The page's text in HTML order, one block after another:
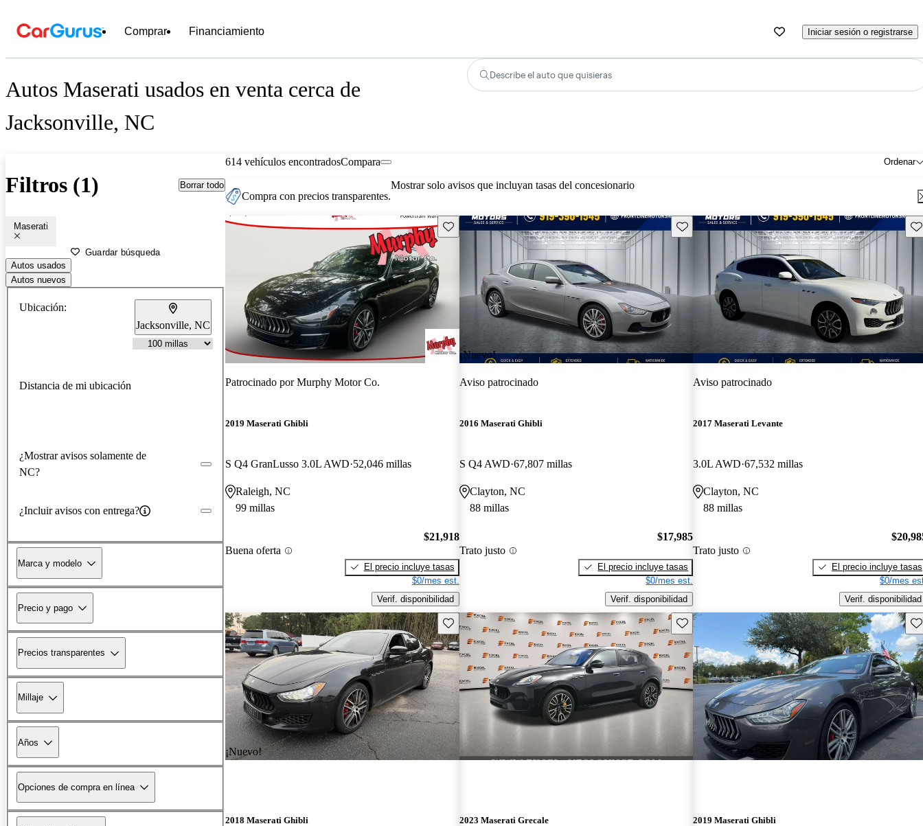
Comprar Financiamiento Iniciar sesión o registrarse
Autos Maserati usados en venta cerca de
Jacksonville, NC
Describe el auto que quisieras
Filtros (1) Borrar todo
Maserati
Guardar búsqueda
Autos usados
Autos nuevos
Ubicación:
Jacksonville, NC
Distancia de mi ubicación
¿Mostrar avisos solamente de
NC?
¿Incluir avisos con entrega?
Marca y modelo
Precio y pago
Precios transparentes
Millaje
Años
Opciones de compra en línea
614 vehículos encontrados Ordenar
Compara
Compra con precios transparentes.
Mostrar solo avisos que incluyan tasas del concesionario
Guarda este Aviso
Patrocinado porMurphy Motor Co.
2019 Maserati Ghibli
S Q4 GranLusso 3.0L AWD 52,046 millas
Raleigh, NC
99 millas
Buena oferta
$21,918
El precio incluye tasas
$0/mes est.
Verif. disponibilidad
¡Nuevo!
Guarda este Aviso
Aviso patrocinado
2016 Maserati Ghibli
S Q4 AWD 67,807 millas
Clayton, NC
88 millas
Trato justo
$17,985
El precio incluye tasas
$0/mes est.
Verif. disponibilidad
Aviso patrocinado
2017 Maserati Levante
3.0L AWD 67,532 millas
Clayton, NC
88 millas
Trato justo
El precio incluye tasas
$0/mes
Verif. disponibilidad
¡Nuevo!
Guarda este Aviso
2018 Maserati Ghibli
Guarda este Aviso
2023 Maserati Grecale 2019 Maserati Ghibli